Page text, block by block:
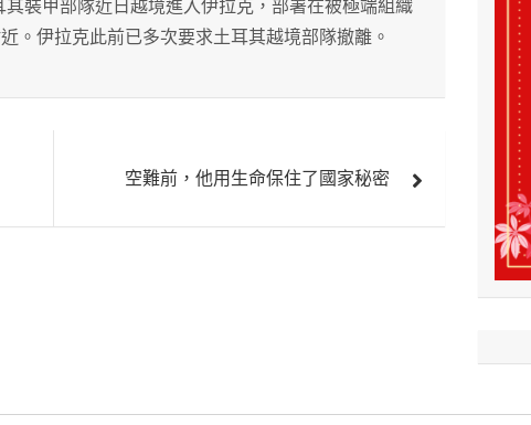
裝甲部隊近日越境進入伊拉克，部署在被極端組織
。伊拉克此前已多次要求土耳其越境部隊撤離。
空難前，他用生命保住了國家秘密